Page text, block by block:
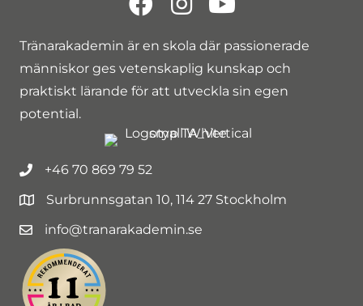
+46 70 869 79 52
Surbrunnsgatan 10, 114 27 Stockholm
info@tranarakademin.se
Tränarakademin är en skola där passionerade
människor ges vetenskaplig kunskap och
praktiskt lärande för att utveckla sin egen
potential.